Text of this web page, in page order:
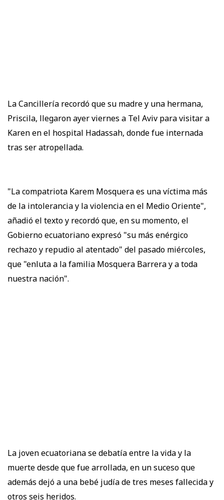
La Cancillería recordó que su madre y una hermana,
Priscila, llegaron ayer viernes a Tel Aviv para visitar a
Karen en el hospital Hadassah, donde fue internada
tras ser atropellada.
"La compatriota Karem Mosquera es una víctima más
de la intolerancia y la violencia en el Medio Oriente",
añadió el texto y recordó que, en su momento, el
Gobierno ecuatoriano expresó "su más enérgico
rechazo y repudio al atentado" del pasado miércoles,
que "enluta a la familia Mosquera Barrera y a toda
nuestra nación".
La joven ecuatoriana se debatía entre la vida y la
muerte desde que fue arrollada, en un suceso que
además dejó a una bebé judía de tres meses fallecida y
otros seis heridos.